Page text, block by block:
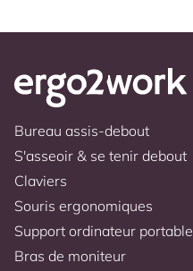
Bureau assis-debout
S'asseoir & se tenir debout
Claviers
Souris ergonomiques
Support ordinateur portable
Bras de moniteur